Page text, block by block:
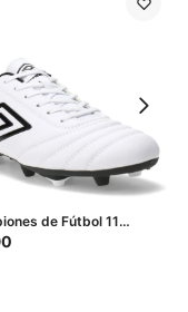
de Fútbol 11
Umbro Classico III HG